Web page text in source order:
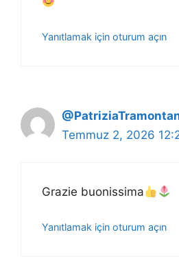
Yanıtlamak için oturum açın
Temmuz 2, 2026
Grazie buonissima
Yanıtlamak için oturum açın